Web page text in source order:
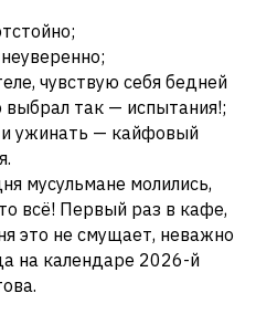
чувствую себя бедней
выбрал так — испытания!;
ужинать — кайфовый
мусульмане молились,
всё! Первый раз в кафе,
это не смущает, неважно
на календаре 2026-й